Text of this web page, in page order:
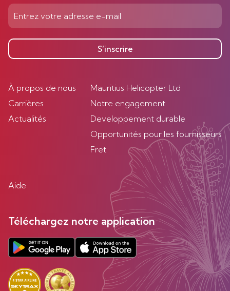
S’inscrire
À propos de nous
Carrières
Actualités
Mauritius Helicopter Ltd
Notre engagement
Developpement durable
Opportunités pour les fournisseurs
Fret
Aide
Téléchargez notre application